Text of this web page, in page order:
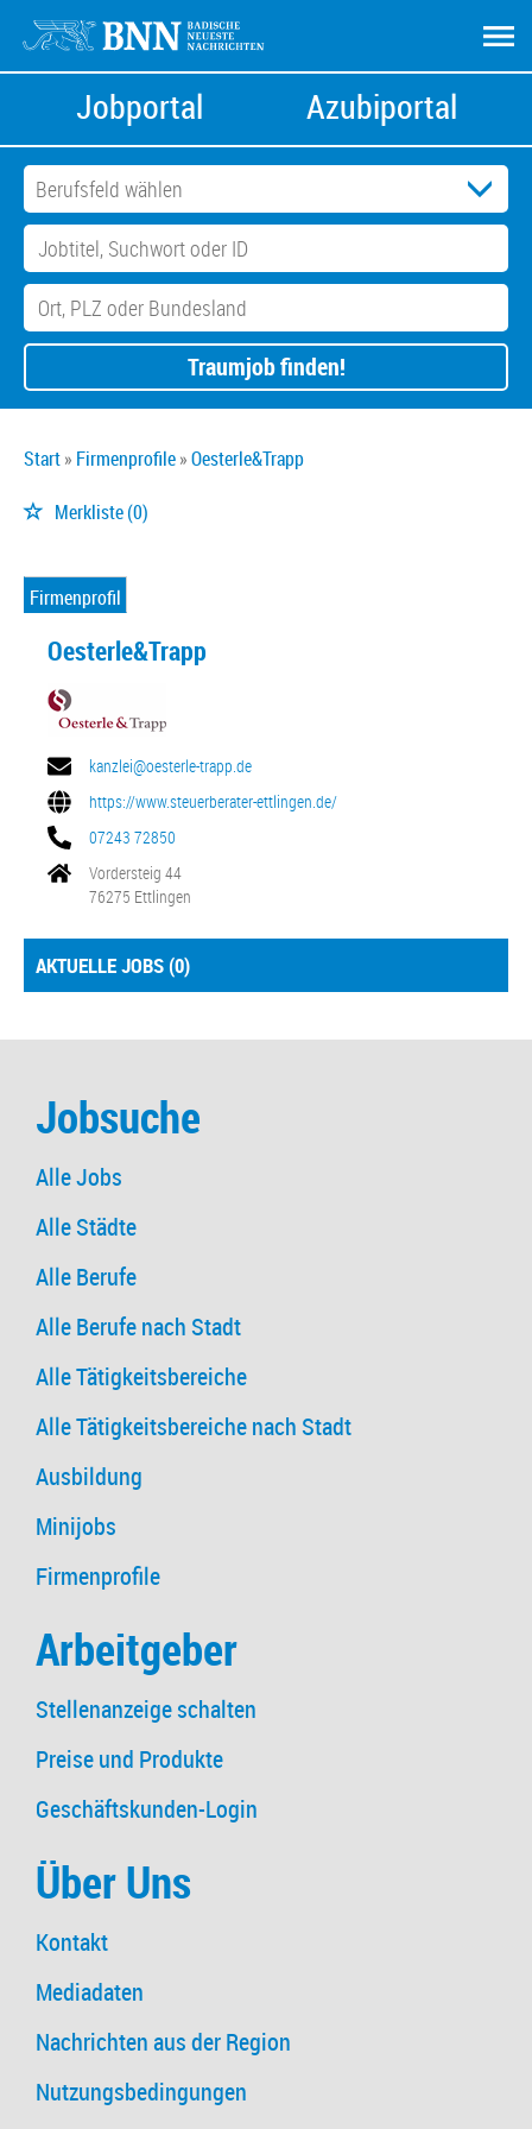
Jobportal Azubiportal
Traumjob finden!
Start Firmenprofile Oesterle&Trapp
Merkliste(0)
Firmenprofil
Oesterle&Trapp
kanzlei@oesterle-trapp.de
https://www.steuerberater-ettlingen.de/
07243 72850
Vordersteig 44
76275 Ettlingen
AKTUELLE JOBS (0)
Jobsuche
Alle Jobs
Alle Städte
Alle Berufe
Alle Berufe nach Stadt
Alle Tätigkeitsbereiche
Alle Tätigkeitsbereiche nach Stadt
Ausbildung
Minijobs
Firmenprofile
Arbeitgeber
Stellenanzeige schalten
Preise und Produkte
Geschäftskunden-Login
Über Uns
Kontakt
Mediadaten
Nachrichten aus der Region
Nutzungsbedingungen